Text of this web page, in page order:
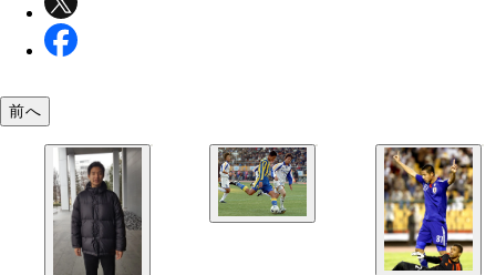
前へ